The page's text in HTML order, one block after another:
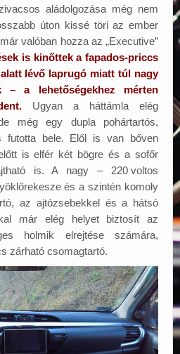
aládolgozása még nem
úton kissé töri az ember
valóban hozza az „Executive”
is kinőttek a fapados-priccs
lévő laprugó miatt túl nagy
– a lehetőségekhez mérten
Ugyan a háttámla elég
még egy dupla pohártartós,
futotta bele. Elől is van bőven
is elfér két bögre és a sofőr
is. A nagy – 220 voltos
és a szintén komoly
az ajtózsebekkel és a hátsó
már elég helyet biztosít az
holmik elrejtése számára,
zárható csomagtartó.